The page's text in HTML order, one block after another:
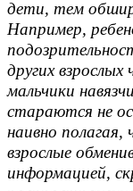
дети, тем
Например,
других взрослых
мальчики
стараются не
наивно
взрослые
информацией,